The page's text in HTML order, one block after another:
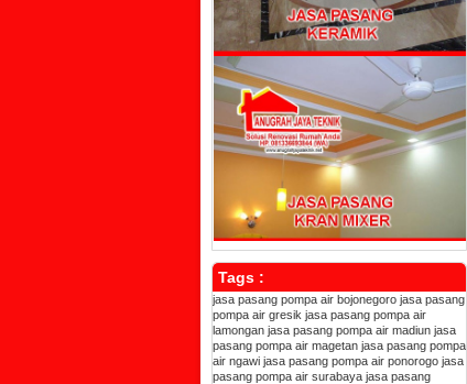
Tags :
jasa pasang pompa air bojonegoro jasa pasang
pompa air gresik jasa pasang pompa air
lamongan jasa pasang pompa air madiun jasa
pasang pompa air magetan jasa pasang pompa
air ngawi jasa pasang pompa air ponorogo jasa
pasang pompa air surabaya jasa pasang